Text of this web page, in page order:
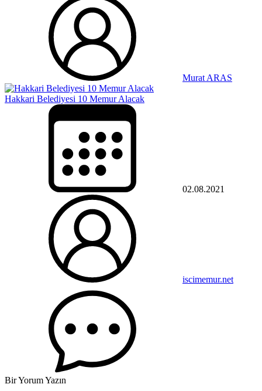
Murat ARAS
Hakkari Belediyesi 10 Memur Alacak
02.08.2021
iscimemur.net
Bir Yorum Yazın